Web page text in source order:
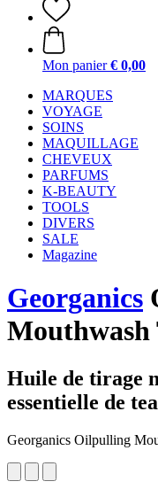
Mon panier € 0,00
MARQUES
VOYAGE
SOINS
MAQUILLAGE
CHEVEUX
PARFUMS
K-BEAUTY
TOOLS
DIVERS
SALE
Magazine
Georganics
Mouthwash
Huile de tirage
essentielle de
Georganics Oilpulling